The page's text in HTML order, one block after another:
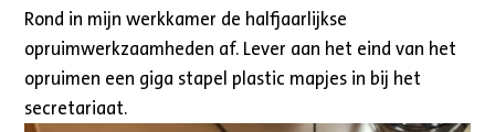
Rond in mijn werkkamer de halfjaarlijkse
opruimwerkzaamheden af. Lever aan het eind van het
opruimen een giga stapel plastic mapjes in bij het
secretariaat.